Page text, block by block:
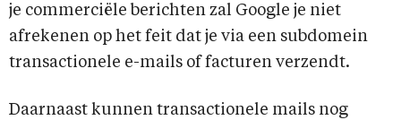
je commerciële berichten zal Google je niet
afrekenen op het feit dat je via een subdomein
transactionele e-mails of facturen verzendt.
Daarnaast kunnen transactionele mails nog